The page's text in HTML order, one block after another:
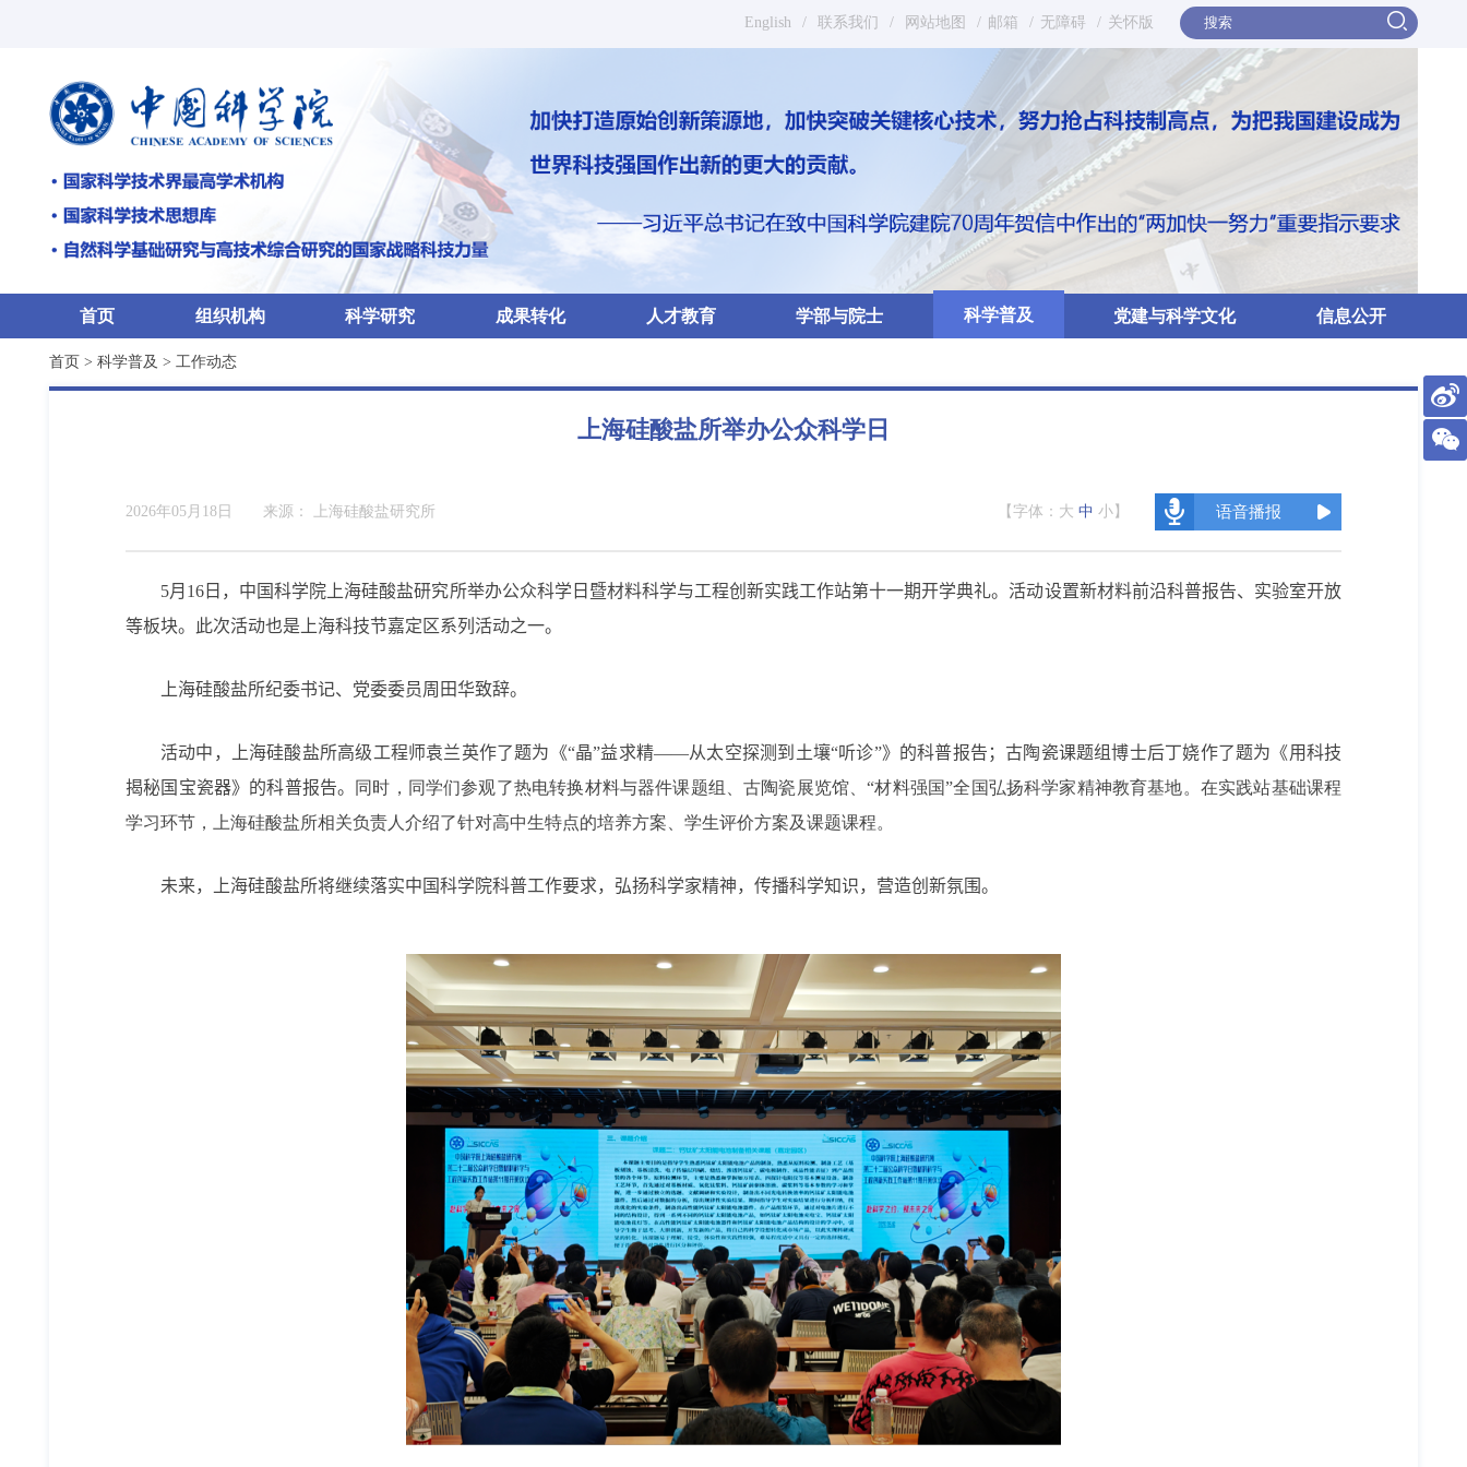
English / 联系我们 / 网站地图 / 邮箱 / 无障碍 / 关怀版
首页 组织机构 科学研究 成果转化 人才教育 学部与院士 科学普及 党建与科学文化 信息公开
首页 > 科学普及 > 工作动态
上海硅酸盐所举办公众科学日
2026年05月18日 来源： 上海硅酸盐研究所 【字体： 大 中 小 】 语音播报
5月 16 日，中国科学院上海硅酸盐研究所举办公众科学日暨材料科学与工程创新实践工作站第十一期开学典礼。 活动设置新材料前沿科普报告、实验室开放
等板块。
此次活动也是上海科技节嘉定区系列活动之一。
上海硅酸盐所纪委书记、党委委员周田华致辞。
活动中，上海硅酸盐所高级工程师袁兰英作了题为《“晶”益求精——从太空探测到土壤“听诊”》的科普报告；古陶瓷课题组博士后丁娆作了题为《用科技
揭秘国宝瓷器》的科普报告。 同时，同学们参观了热电转换材料与器件课题组、古陶瓷展览馆、“材料强国”全国弘扬科学家精神教育基地。 在实践站基础课程
学习环节，上海硅酸盐所相关负责人介绍了针对高中生特点的培养方案、学生评价方案及课题课程。
未来，上海硅酸盐所将继续落实中国科学院科普工作要求，弘扬科学家精神，传播科学知识，营造创新氛围。